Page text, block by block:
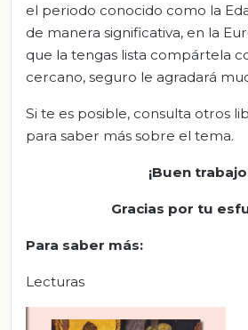
el periodo conocido como la
de manera significativa, en la
que la tengas lista compártela
cercano, seguro le agradará
Si te es posible, consulta otros
para saber más sobre el tema.
¡Buen
Gracias por tu
Para saber más:
Lecturas